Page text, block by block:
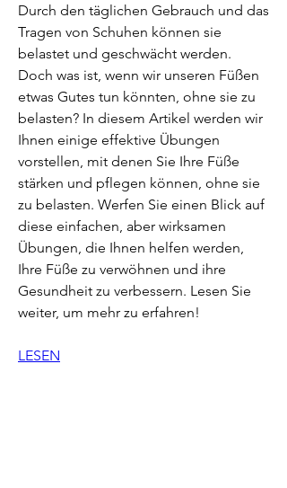
Durch den täglichen Gebrauch und das
Tragen von Schuhen können sie
belastet und geschwächt werden.
Doch was ist, wenn wir unseren Füßen
etwas Gutes tun könnten, ohne sie zu
belasten? In diesem Artikel werden wir
Ihnen einige effektive Übungen
vorstellen, mit denen Sie Ihre Füße
stärken und pflegen können, ohne sie
zu belasten. Werfen Sie einen Blick auf
diese einfachen, aber wirksamen
Übungen, die Ihnen helfen werden,
Ihre Füße zu verwöhnen und ihre
Gesundheit zu verbessern. Lesen Sie
weiter, um mehr zu erfahren!
LESEN